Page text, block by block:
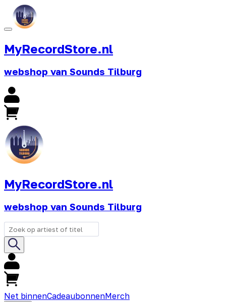
MyRecordStore.nl
webshop van Sounds Tilburg
MyRecordStore.nl
webshop van Sounds Tilburg
Net binnenCadeaubonnenMerch